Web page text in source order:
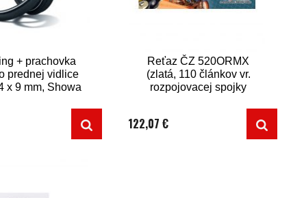
+ prachovka
prednej vidlice
x 9 mm, Showa
Reťaz ČZ 520ORMX
(zlatá, 110 článkov vr.
rozpojovacej spojky
122,07 €